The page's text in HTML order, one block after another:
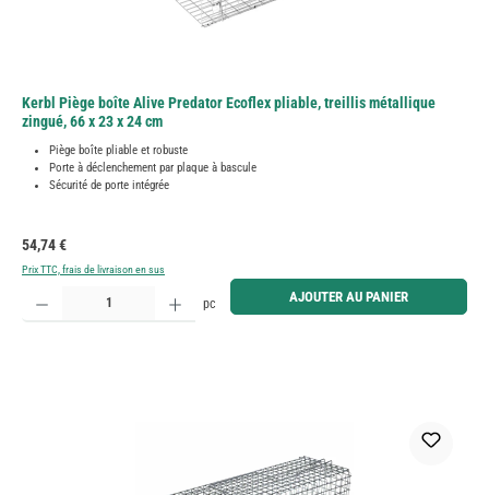
Kerbl Piège boîte Alive Predator Ecoflex pliable, treillis métallique
zingué, 66 x 23 x 24 cm
Piège boîte pliable et robuste
Porte à déclenchement par plaque à bascule
Sécurité de porte intégrée
Prix régulier :
54,74 €
Prix TTC, frais de livraison en sus
Quantité de produit : Entrez la quantité souhaitée ou utilisez les boutons pour augmenter ou
pc AJOUTER AU PANIER